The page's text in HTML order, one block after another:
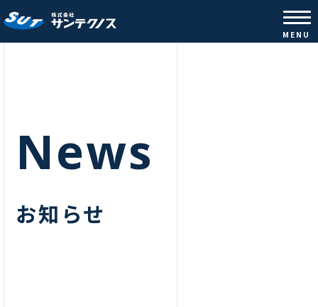
株式会社サンテクノス |コンクリ
MENU
News
お知らせ